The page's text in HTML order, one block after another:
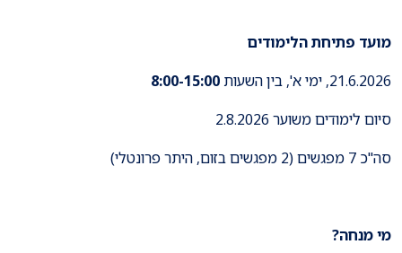
מועד פתיחת הלימודים
21.6.2026, ימי א', בין השעות
8:00-15:00
סיום לימודים משוער 2.8.2026
סה''כ 7 מפגשים (2 מפגשים בזום, היתר פרונטלי)
מי מנחה?